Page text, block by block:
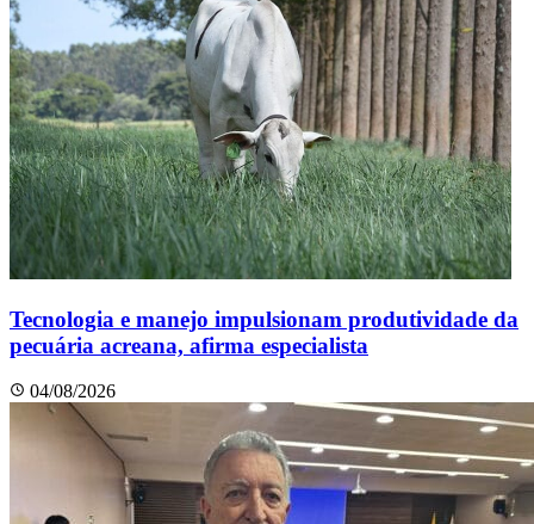
Tecnologia e manejo impulsionam produtividade da
pecuária acreana, afirma especialista
04/08/2026